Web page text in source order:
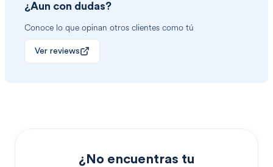
¿Aun con dudas?
Conoce lo que opinan otros clientes como tú
Ver reviews
¿No encuentras tu